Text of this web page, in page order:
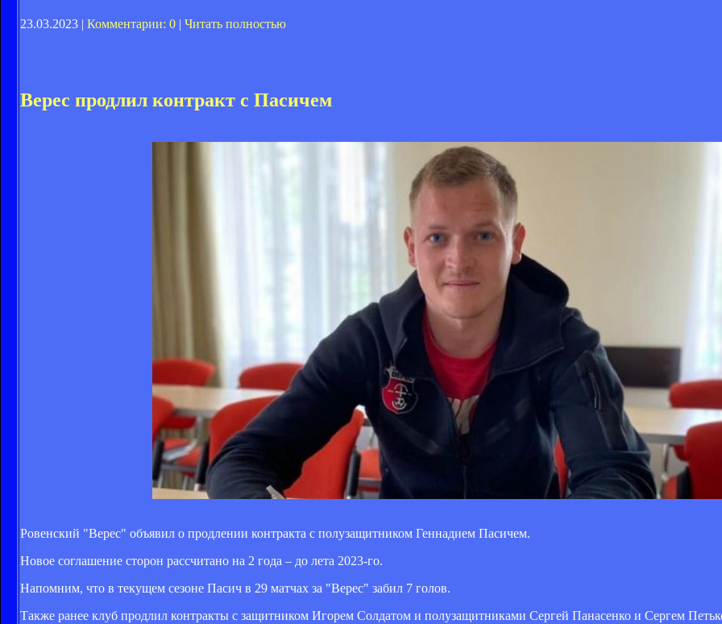
23.03.2023 | Комментарии: 0 | Читать полностью
Верес продлил контракт с Пасичем
Ровенский "Верес" объявил о продлении контракта с полузащитником Геннадием Пасичем.
Новое соглашение сторон рассчитано на 2 года – до лета 2023-го.
Напомним, что в текущем сезоне Пасич в 29 матчах за "Верес" забил 7 голов.
Также ранее клуб продлил контракты с защитником Игорем Солдатом и полузащитниками Сергей Панасенко и Сергем